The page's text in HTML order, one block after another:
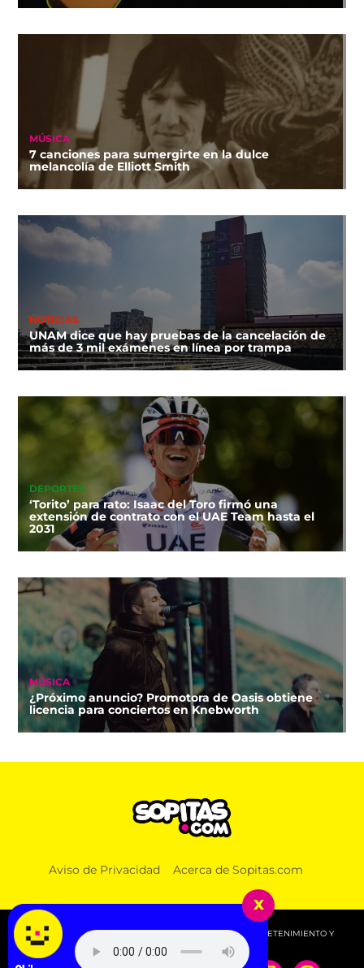
MÚSICA
7 canciones para sumergirte en la dulce
melancolía de Elliott Smith
NOTICIAS
UNAM dice que hay pruebas de la cancelación de
más de 3 mil exámenes en línea por trampa
DEPORTES
‘Torito’ para rato: Isaac del Toro firmó una
extensión de contrato con el UAE Team hasta el
2031
MÚSICA
¿Próximo anuncio? Promotora de Oasis obtiene
licencia para conciertos en Knebworth
Aviso de Privacidad Acerca de Sopitas.com
© 2026 SOPITAS.COM - MÚSICA, NOTICIAS, DEPORTES, ENTRETENIMIENTO Y
MÁS!.
x